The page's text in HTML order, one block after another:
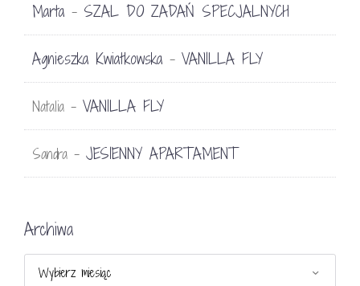
Marta - SZAL DO ZADAŃ SPECJALNYCH
Agnieszka Kwiatkowska - VANILLA FLY
Natalia - VANILLA FLY
Sandra - JESIENNY APARTAMENT
Archiwa